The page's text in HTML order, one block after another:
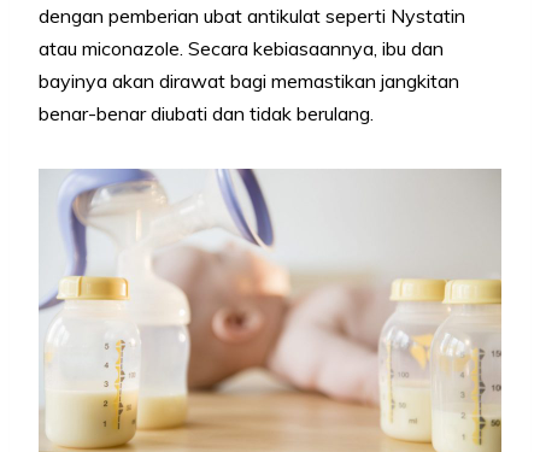
dengan pemberian ubat antikulat seperti Nystatin
atau miconazole. Secara kebiasaannya, ibu dan
bayinya akan dirawat bagi memastikan jangkitan
benar-benar diubati dan tidak berulang.